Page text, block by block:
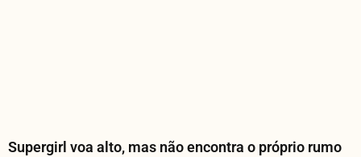
Supergirl voa alto, mas não encontra o próprio rumo